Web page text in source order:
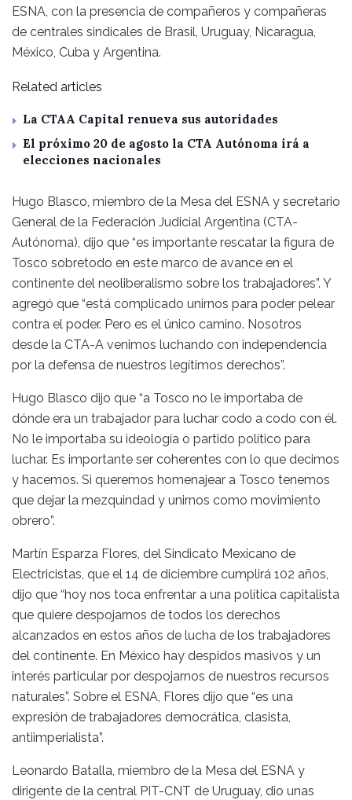
ESNA, con la presencia de compañeros y compañeras
de centrales sindicales de Brasil, Uruguay, Nicaragua,
México, Cuba y Argentina.
Related articles
La CTAA Capital renueva sus autoridades
El próximo 20 de agosto la CTA Autónoma irá a
elecciones nacionales
Hugo Blasco, miembro de la Mesa del ESNA y secretario
General de la Federación Judicial Argentina (CTA-
Autónoma), dijo que “es importante rescatar la figura de
Tosco sobretodo en este marco de avance en el
continente del neoliberalismo sobre los trabajadores”. Y
agregó que “está complicado unirnos para poder pelear
contra el poder. Pero es el único camino. Nosotros
desde la CTA-A venimos luchando con independencia
por la defensa de nuestros legítimos derechos”.
Hugo Blasco dijo que “a Tosco no le importaba de
dónde era un trabajador para luchar codo a codo con él.
No le importaba su ideología o partido político para
luchar. Es importante ser coherentes con lo que decimos
y hacemos. Si queremos homenajear a Tosco tenemos
que dejar la mezquindad y unirnos como movimiento
obrero”.
Martín Esparza Flores, del Sindicato Mexicano de
Electricistas, que el 14 de diciembre cumplirá 102 años,
dijo que “hoy nos toca enfrentar a una política capitalista
que quiere despojarnos de todos los derechos
alcanzados en estos años de lucha de los trabajadores
del continente. En México hay despidos masivos y un
interés particular por despojarnos de nuestros recursos
naturales”. Sobre el ESNA, Flores dijo que “es una
expresión de trabajadores democrática, clasista,
antiimperialista”.
Leonardo Batalla, miembro de la Mesa del ESNA y
dirigente de la central PIT-CNT de Uruguay, dio unas